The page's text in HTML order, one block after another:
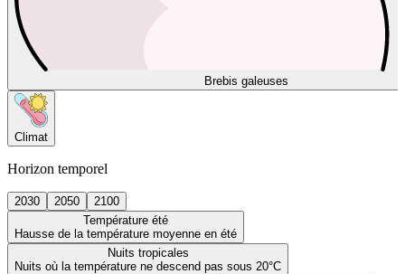
Brebis galeuses
Climat
Horizon temporel
2030 2050
2100
Température été
Hausse de la température moyenne en été
Nuits tropicales
Nuits où la température ne descend pas sous 20°C